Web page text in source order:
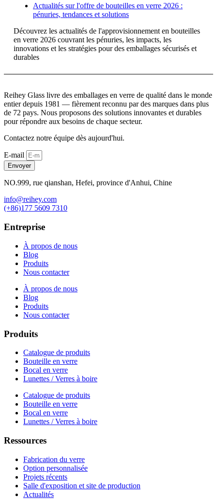
Actualités sur l'offre de bouteilles en verre 2026 :
pénuries, tendances et solutions
Découvrez les actualités de l'approvisionnement en bouteilles
en verre 2026 couvrant les pénuries, les impacts, les
innovations et les stratégies pour des emballages sécurisés et
durables
Reihey Glass livre des emballages en verre de qualité dans le monde
entier depuis 1981 — fièrement reconnu par des marques dans plus
de 72 pays. Nous proposons des solutions innovantes et durables
pour répondre aux besoins de chaque secteur.
Contactez notre équipe dès aujourd'hui.
E-mail
Envoyer
NO.999, rue qianshan, Hefei, province d'Anhui, Chine
info@reihey.com
(+86)177 5609 7310
Entreprise
À propos de nous
Blog
Produits
Nous contacter
À propos de nous
Blog
Produits
Nous contacter
Produits
Catalogue de produits
Bouteille en verre
Bocal en verre
Lunettes / Verres à boire
Catalogue de produits
Bouteille en verre
Bocal en verre
Lunettes / Verres à boire
Ressources
Fabrication du verre
Option personnalisée
Projets récents
Salle d'exposition et site de production
Actualités